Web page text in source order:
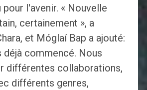
pour l'avenir. « Nouvelle
certainement », a
et Móglaí Bap a ajouté:
déjà commencé. Nous
différentes collaborations,
différents genres,